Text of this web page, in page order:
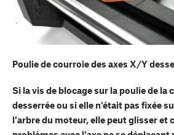
Poulie de courroie des axes X/Y
Si la vis de blocage sur la poulie de la
desserrée ou si elle n'était pas fixée
l'arbre du moteur, elle peut glisser et